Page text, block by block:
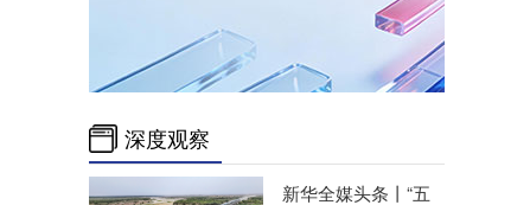
深度观察
新华全媒头条丨 “五